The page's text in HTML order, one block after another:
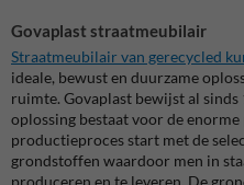
Govaplast straatmeubilair
Straatmeubilair van gerecycled
ideale, bewust en duurzame
ruimte. Govaplast bewijst al
oplossing bestaat voor de
productieproces start met de
grondstoffen waardoor men in